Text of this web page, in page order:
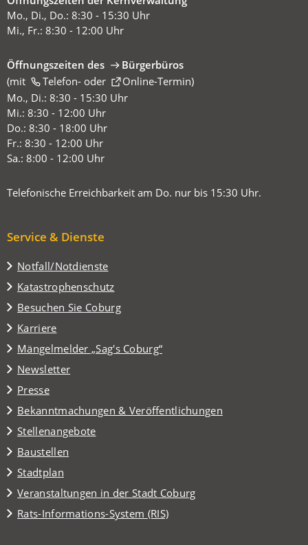
Mo., Di., Do.: 8:30 - 15:30 Uhr
Mi., Fr.: 8:30 - 12:00 Uhr
Öffnungszeiten des
Bürgerbüros
(mit
Telefon-oder Online-Termin
(Öffnet
in
einem
neuen
Tab)
)
Mo., Di.: 8:30 - 15:30 Uhr
Mi.: 8:30 - 12:00 Uhr
Do.: 8:30 - 18:00 Uhr
Fr.: 8:30 - 12:00 Uhr
Sa.: 8:00 - 12:00 Uhr
Telefonische Erreichbarkeit am Do. nur bis 15:30 Uhr.
Service & Dienste
Notfall/Notdienste
Katastrophenschutz
Besuchen Sie Coburg
(Öffnet
in
einem
neuen
Tab)
Karriere
Mängelmelder „Sag's Coburg“
(Öffnet
in
einem
neuen
Tab)
Newsletter
Presse
Bekanntmachungen & Veröffentlichungen
Stellenangebote
Baustellen
Stadtplan
(Öffnet
in
einem
neuen
Veranstaltungen in der Stadt Coburg
(Öffnet
in
einem
Rats-Informations-System (RIS)
(Öffnet